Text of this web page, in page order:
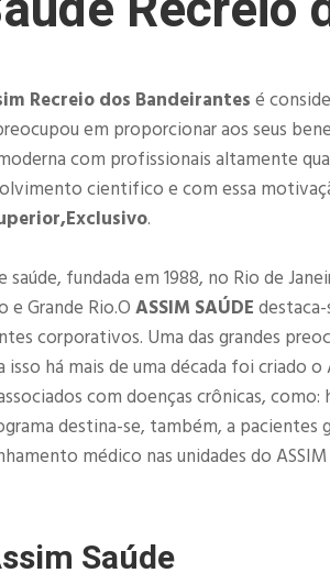
Recreio dos Bandeirantes é
em proporcionar aos seus
com profissionais altamente
cientifico e com essa
.
saúde, fundada em 1988, no Rio de
e Grande Rio.O ASSIM SAÚDE
corporativos. Uma das grandes
isso há mais de uma década foi criado
com doenças crônicas,
destina-se, também, a
médico nas unidades do
Saúde